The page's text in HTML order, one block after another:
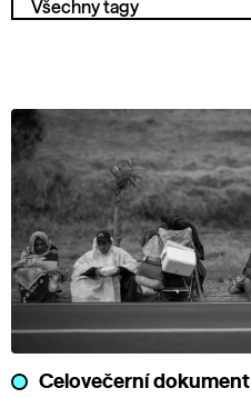
Celovečerní dokument